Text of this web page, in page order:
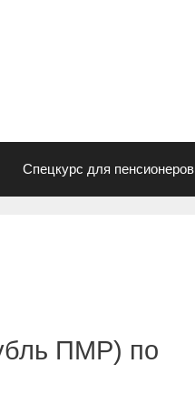
Спецкурс для пенсионеров
ПМР) по